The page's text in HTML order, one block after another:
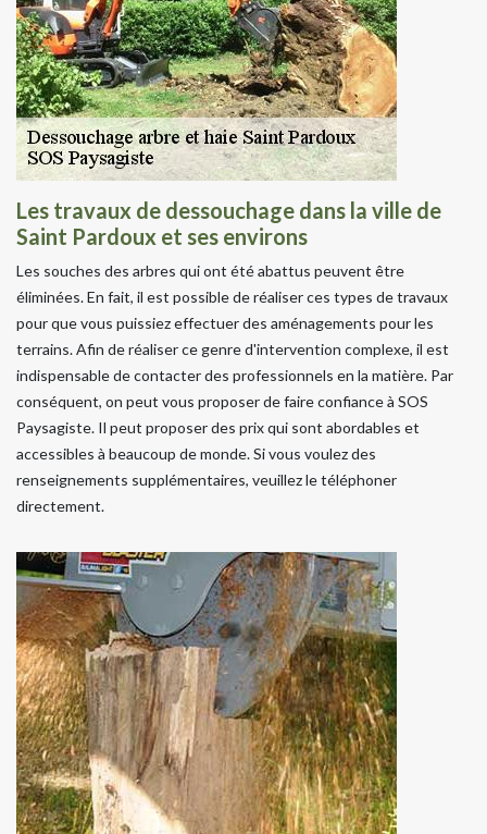
Les travaux de dessouchage dans la ville de
Saint Pardoux et ses environs
Les souches des arbres qui ont été abattus peuvent être
éliminées. En fait, il est possible de réaliser ces types de travaux
pour que vous puissiez effectuer des aménagements pour les
terrains. Afin de réaliser ce genre d'intervention complexe, il est
indispensable de contacter des professionnels en la matière. Par
conséquent, on peut vous proposer de faire confiance à SOS
Paysagiste. Il peut proposer des prix qui sont abordables et
accessibles à beaucoup de monde. Si vous voulez des
renseignements supplémentaires, veuillez le téléphoner
directement.